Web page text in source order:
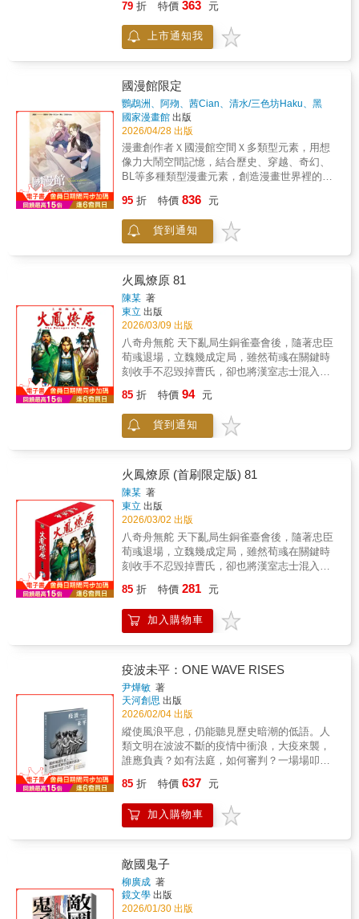
將得到：花言巧語的大灰狼曹操、花枝招展的
猛禽周瑜、臭美白熊袁紹、愛生悶氣的大老虎
孫堅、想要建功立業卻誤入老鼠會的桃園結義
他一路招兵買馬、號召天下群雄對付董卓，卻
也為了大義犧牲無辜毫不手軟，在成為正義英
雄的路上越離越遠。桃園三結義一心想建功立
業卻始終不受重用，反倒誤打誤撞加入老鼠
會？到哪都被看不起的他們，是否能找到正式
打響名號的機會？檯面之下，命運星盤亦緩緩
重合，抵達它們應該走到的位置：曹操原想為
陳宮保留的軍師之位如今空懸，直到在袁紹帳
內，他遇見不給袁紹面子直接揮袖而去的笑面
把虎霸王孫策哄得服服貼貼，讓孫策終於甘願
留守江東，讓身為十八路諸侯的孫堅安心領軍
前往討伐董卓……三國群雄大亂鬥第1個副本．
十八路諸侯大戰董卓，就此展開——▍看點1．
用最鮮明的筆觸，勾勒三國人物錯縱複雜的關
係性——＼曹操：原來也想當一個正義使者，
卻在成為英雄的路上越離越遠／▶▶被帶歪的
資優生．陳宮：既可因理想棄官隨曹操私逃，
也可因理想破滅背棄曹操▶▶薛丁格的好兄
弟．袁紹：表面稱兄道弟，實則巴不得對方過
得比自己還要差＼劉備：看起來人很好，實際
上也人很好，但手下都是猛將，建議不要得罪
他／▶劉備麾下第一殺神．張飛：雖讀書不
多，勝在忠心赤誠且膽大▶▶這輩子只單推大
哥．關羽：通常是三人組的煞車，必要時也是
霸王．孫策╳雖美但毒釣系蛇鷲．周公瑾／
「孫公子，如果你甘心止看平平無奇的景色，
那就回屋脊上安坐吧，還是說，你跟不上我
呢？」「開什麼玩笑？」「孫公子，你知道將
星嗎？傳說中每個傑出的武將都有屬於自己的
星星，我一直沒搞懂該如何去分辨它們。不
過，如果是你的那顆，我就會認出來。」——
〈少年將星〉＼中原孤狼刺客．曹操╳精打細
算笑面狐．郭祭酒／「先生，想在這兒入職可
會合得來，要是能再見到就好了。」——〈舊
友新局〉本書以新奇角度重塑這群千古英雄的
血肉與臉孔，並進一步描摹出各個角色複雜的
多面性：他們可以同時心懷天下卻也殘酷無
情、與戰友肝膽相照也對敵人鐵面無私。讓無
論是年輕或是已經長大成熟的讀者，都能從不
曾想到的角度看見這些熟悉英雄們不為人知的
一面！▍讀者評論——「怎樣欣賞都不會膩，
魚周老師就是三國毛茸茸的神！」「好想每月
都有一本新單行本更新，我要追更支持到生命
最後一刻！」「超級傳神的三國人物擬獸！分
鏡設計得很好看，作者加了一些新的視角講故
事，給歷史角色加了不一樣的人物魅力點，推
薦！」「畫技了得，特別是神情神態太微妙
了！完美體現了代表動物與人物特質的連結，
79 折 特價 363 元
上市通知我
國漫館限定
鸚鵡洲、阿歾、茜Cian、清水/三色坊Haku、黑
狗、Gami、Doz Lin、嗶哩Bili
國家漫畫館 出版
2026/04/28 出版
漫畫創作者Ｘ國漫館空間Ｘ多類型元素，用想
像力大鬧空間記憶，結合歷史、穿越、奇幻、
BL等多種類型漫畫元素，創造漫畫世界裡的國
區」七個具代表性的地景為創作基礎，邀請八
位不同風格的創作者發展短篇原創漫畫。國漫
館不再只是歷史空間與承載漫畫記憶的博物
彷彿也進行了一場深度對話的旅程。
95 折 特價 836 元
貨到通知
火鳳燎原 81
陳某 著
東立 出版
2026/03/09 出版
八奇舟無舵 天下亂局生銅雀臺會後，隨著忠臣
荀彧退場，立魏幾成定局，雖然荀彧在關鍵時
刻收手不忍毀掉曹氏，卻也將漢室志士混入各
涼州馬超已站穩陣腳，濡須口孫權已修築防線
決戰曹操，益州劉備乘時準備吞併同宗。各地
同時掀起戰幔，藉天時與地利，誓在此刻奪取
想與史實的三國時代…
85 折 特價 94 元
貨到通知
火鳳燎原 (首刷限定版) 81
陳某 著
東立 出版
2026/03/02 出版
八奇舟無舵 天下亂局生銅雀臺會後，隨著忠臣
荀彧退場，立魏幾成定局，雖然荀彧在關鍵時
刻收手不忍毀掉曹氏，卻也將漢室志士混入各
涼州馬超已站穩陣腳，濡須口孫權已修築防線
決戰曹操，益州劉備乘時準備吞併同宗。各地
同時掀起戰幔，藉天時與地利，誓在此刻奪取
想與史實的三國時代…首刷限定角色卡 約
7.4*10.5cm 紙
85 折 特價 281 元
加入購物車
疫波未平：ONE WAVE RISES
尹燁敏 著
天河創思 出版
2026/02/04 出版
縱使風浪平息，仍能聽見歷史暗潮的低語。人
類文明在波波不斷的疫情中衝浪，大疫來襲，
誰應負責？如有法庭，如何審判？一場場叩
最無情、最驚悚的漫畫傑作，古今人物紛紛上
場辯論，挖掘角度頁頁發人深省，天河創思邀
您同來體驗獨一無二圖文閱讀旅程。PanSci泛
85 折 特價 637 元
加入購物車
敵國鬼子
柳廣成 著
鏡文學 出版
2026/01/30 出版